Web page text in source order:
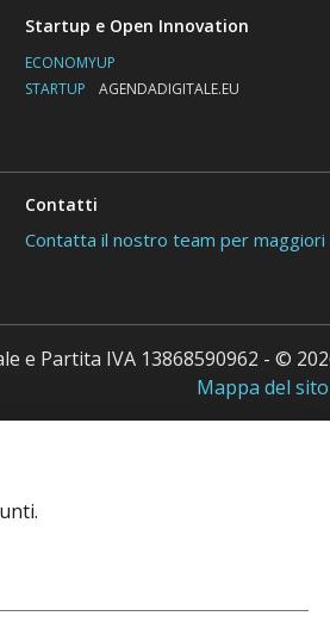
Startup e Open Innovation
ECONOMYUP
STARTUP
AGENDADIGITALE.EU
Contatti
Contatta il nostro team per maggiori
e Partita IVA 13868590962 - ©
Mappa del sito